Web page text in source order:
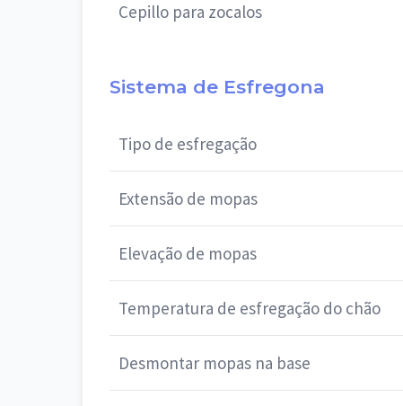
Cepillo para zocalos
Sistema de Esfregona
Tipo de esfregação
Extensão de mopas
Elevação de mopas
Temperatura de esfregação do chão
Desmontar mopas na base